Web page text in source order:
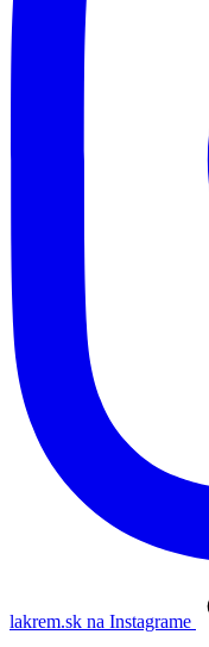
lakrem.sk na Instagrame